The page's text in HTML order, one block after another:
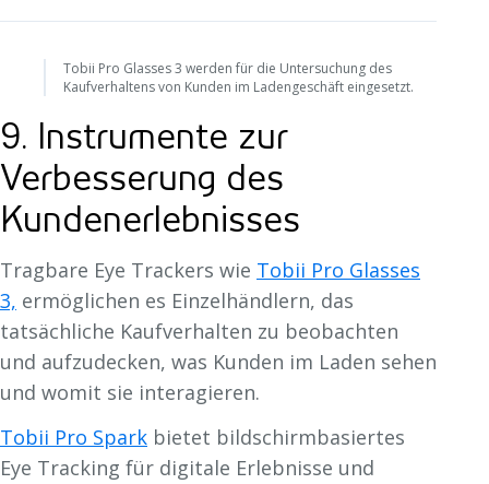
Tobii Pro Glasses 3 werden für die Untersuchung des
Kaufverhaltens von Kunden im Ladengeschäft eingesetzt.
9. Instrumente zur
Verbesserung des
Kundenerlebnisses
Tragbare Eye Trackers wie Tobii Pro Glasses
3, ermöglichen es Einzelhändlern, das
tatsächliche Kaufverhalten zu beobachten
und aufzudecken, was Kunden im Laden sehen
und womit sie interagieren.
Tobii Pro Spark bietet bildschirmbasiertes
Eye Tracking für digitale Erlebnisse und